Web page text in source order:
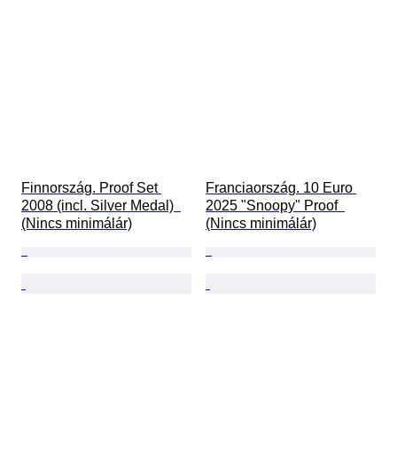
Finnország. Proof Set
2008 (incl. Silver Medal)
(Nincs minimálár)
Franciaország. 10 Euro
2025 "Snoopy" Proof
(Nincs minimálár)